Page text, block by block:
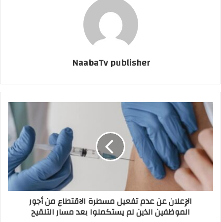
NaabaTv publisher
الإعلان عن عدم تفعيل مسطرة الاقتطاع من أجور
الموظفين الذين لم يستكملوا بعد مسار التلقيح